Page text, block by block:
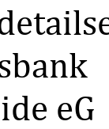
auf
100%
eG